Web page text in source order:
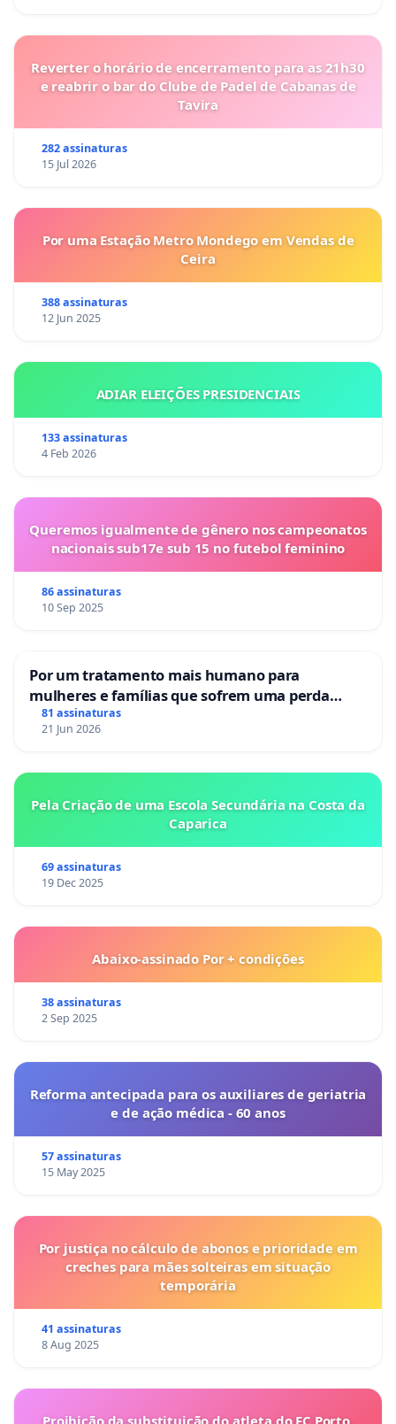
Reverter o horário de encerramento para as 21h30
e reabrir o bar do Clube de Padel de Cabanas de
Tavira
282 assinaturas
15 Jul 2026
Por uma Estação Metro Mondego em Vendas de
Ceira
388 assinaturas
12 Jun 2025
ADIAR ELEIÇÕES PRESIDENCIAIS
133 assinaturas
4 Feb 2026
Queremos igualmente de gênero nos campeonatos
nacionais sub17e sub 15 no futebol feminino
86 assinaturas
10 Sep 2025
Por um tratamento mais humano para
mulheres e famílias que sofrem uma perda
gestacional nos hospitais portugueses
81 assinaturas
21 Jun 2026
Pela Criação de uma Escola Secundária na Costa da
Caparica
69 assinaturas
19 Dec 2025
Abaixo-assinado Por + condições
38 assinaturas
2 Sep 2025
Reforma antecipada para os auxiliares de geriatria
e de ação médica - 60 anos
57 assinaturas
15 May 2025
Por justiça no cálculo de abonos e prioridade em
creches para mães solteiras em situação
temporária
41 assinaturas
8 Aug 2025